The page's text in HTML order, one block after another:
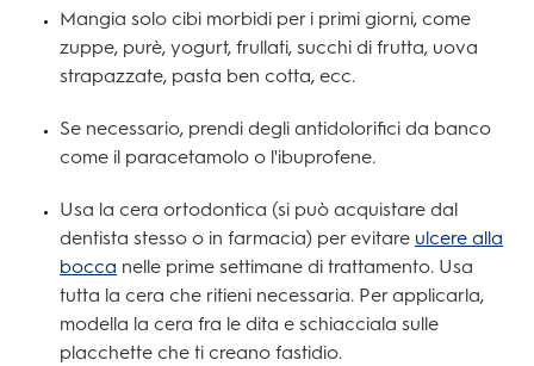
Mangia solo cibi morbidi per i primi giorni, come
zuppe, purè, yogurt, frullati, succhi di frutta, uova
strapazzate, pasta ben cotta, ecc.
Se necessario, prendi degli antidolorifici da banco
come il paracetamolo o l'ibuprofene.
Usa la cera ortodontica (si può acquistare dal
dentista stesso o in farmacia) per evitare ulcere alla
bocca nelle prime settimane di trattamento. Usa
tutta la cera che ritieni necessaria. Per applicarla,
modella la cera fra le dita e schiacciala sulle
placchette che ti creano fastidio.